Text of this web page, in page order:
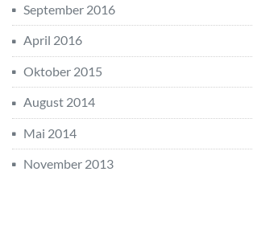
September 2016
April 2016
Oktober 2015
August 2014
Mai 2014
November 2013